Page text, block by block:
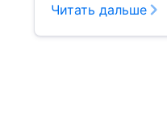
Читать дальше